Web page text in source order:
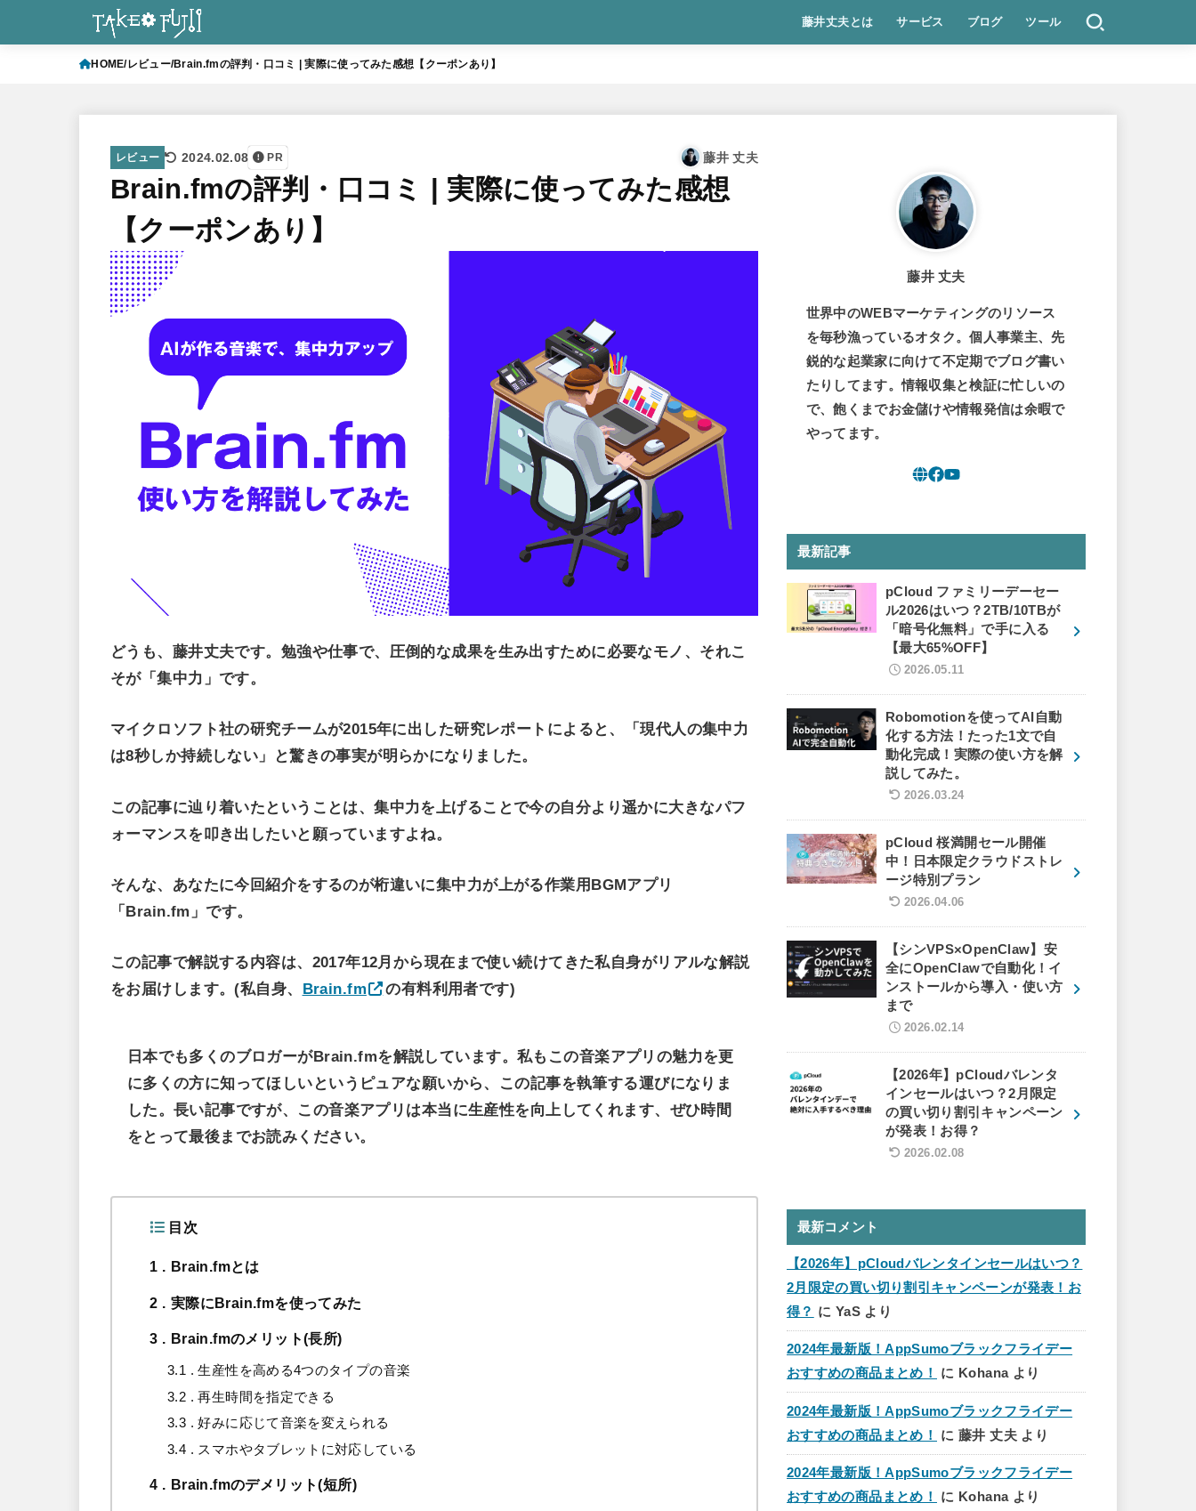
藤井丈夫とは サービス ブログ ツール
HOME レビュー Brain.fmの評判・口コミ | 実際に使ってみた感想【クーポンあり】
レビュー 2024.02.08 PR 藤井 丈夫
Brain.fmの評判・口コミ | 実際に使ってみた感想
【クーポンあり】
どうも、藤井丈夫です。勉強や仕事で、圧倒的な成果を生み出すために必要なモノ、それこ
そが「集中力」です。
マイクロソフト社の研究チームが2015年に出した研究レポートによると、「現代人の集中力
は8秒しか持続しない」と驚きの事実が明らかになりました。
この記事に辿り着いたということは、集中力を上げることで今の自分より遥かに大きなパフ
ォーマンスを叩き出したいと願っていますよね。
そんな、あなたに今回紹介をするのが桁違いに集中力が上がる作業用BGMアプリ
「Brain.fm」です。
この記事で解説する内容は、2017年12月から現在まで使い続けてきた私自身がリアルな解説
をお届けします。(私自身、 Brain.fm の有料利用者です)
日本でも多くのブロガーがBrain.fmを解説しています。私もこの音楽アプリの魅力を更
に多くの方に知ってほしいというピュアな願いから、この記事を執筆する運びになりま
した。長い記事ですが、この音楽アプリは本当に生産性を向上してくれます、ぜひ時間
をとって最後までお読みください。
目次
1 Brain.fmとは
2 実際にBrain.fmを使ってみた
3 Brain.fmのメリット(長所)
3.1
生産性を高める4つのタイプの音楽
3.2
再生時間を指定できる
3.3
好みに応じて音楽を変えられる
3.4
スマホやタブレットに対応している
4 Brain.fmのデメリット(短所)
藤井 丈夫
世界中のWEBマーケティングのリソース
を毎秒漁っているオタク。個人事業主、先
鋭的な起業家に向けて不定期でブログ書い
たりしてます。情報収集と検証に忙しいの
で、飽くまでお金儲けや情報発信は余暇で
やってます。
最新記事
pCloud ファミリーデーセー
ル2026はいつ？2TB/10TBが
「暗号化無料」で手に入る
【最大65%OFF】
2026.05.11
Robomotionを使ってAI自動
化する方法！たった1文で自
動化完成！実際の使い方を解
説してみた。
2026.03.24
pCloud 桜満開セール開催
中！日本限定クラウドストレ
ージ特別プラン
2026.04.06
【シンVPS×OpenClaw】安
全にOpenClawで自動化！イ
ンストールから導入・使い方
まで
2026.02.14
【2026年】pCloudバレンタ
インセールはいつ？2月限定
の買い切り割引キャンペーン
が発表！お得？
2026.02.08
最新コメント
【2026年】pCloudバレンタインセールはいつ？
2月限定の買い切り割引キャンペーンが発表！お
得？ に YaSより
2024年最新版！AppSumoブラックフライデー
おすすめの商品まとめ！
に Kohanaより
2024年最新版！AppSumoブラックフライデー
おすすめの商品まとめ！
に藤井 丈夫より
2024年最新版！AppSumoブラックフライデー
おすすめの商品まとめ！
に Kohanaより